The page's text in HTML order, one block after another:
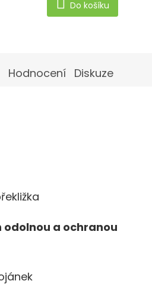
Do košíku
Hodnocení Diskuze
odolnou a ochranou